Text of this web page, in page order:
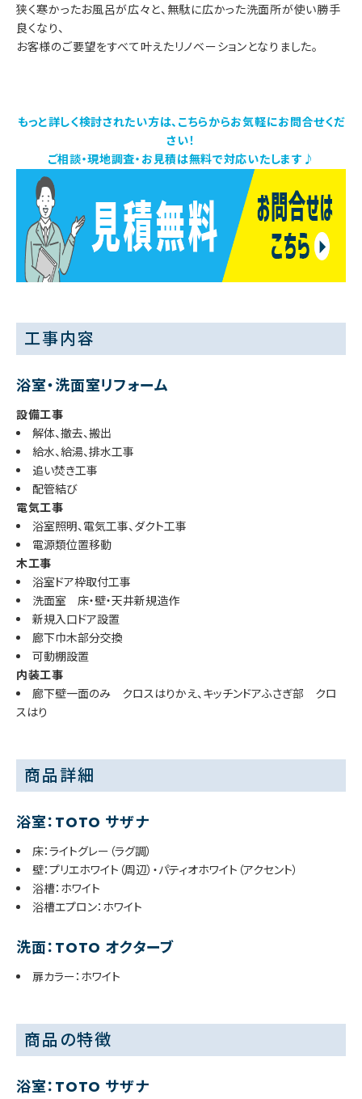
狭く寒かったお風呂が広々と、無駄に広かった洗面所が使い勝手
良くなり、
お客様のご要望をすべて叶えたリノベーションとなりました。
もっと詳しく検討されたい方は、こちらからお気軽にお問合せくだ
さい！
ご相談・現地調査・お見積は無料で対応いたします♪
工事内容
浴室・洗面室リフォーム
設備工事
解体、撤去、搬出
給水、給湯、排水工事
追い焚き工事
配管結び
電気工事
浴室照明、電気工事、ダクト工事
電源類位置移動
木工事
浴室ドア枠取付工事
洗面室 床・壁・天井新規造作
新規入口ドア設置
廊下巾木部分交換
可動棚設置
内装工事
廊下壁一面のみ クロスはりかえ、キッチンドアふさぎ部 クロ
スはり
商品詳細
浴室：TOTO サザナ
床：ライトグレー（ラグ調）
壁：プリエホワイト（周辺）・パティオホワイト（アクセント）
浴槽：ホワイト
浴槽エプロン：ホワイト
洗面：TOTO オクターブ
扉カラー：ホワイト
商品の特徴
浴室：TOTO サザナ